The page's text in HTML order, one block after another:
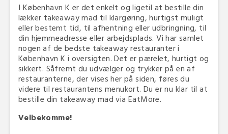
I København K er det enkelt og ligetil at bestille din
lækker takeaway mad til klargøring, hurtigst muligt
eller bestemt tid, til afhentning eller udbringning, til
din hjemmeadresse eller arbejdsplads. Vi har samlet
nogen af de bedste takeaway restauranter i
København K i oversigten. Det er pærelet, hurtigt og
sikkert. Såfremt du udvælger og trykker på en af
restauranterne, der vises her på siden, føres du
videre til restaurantens menukort. Du er nu klar til at
bestille din takeaway mad via EatMore.
Velbekomme!